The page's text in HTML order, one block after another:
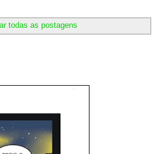
todas as postagens